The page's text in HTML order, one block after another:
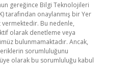
gereğince Bilgi Teknolojileri
tarafından onaylanmış bir Yer
vermektedir. Bu nedenle,
olarak denetleme veya
bulunmamaktadır. Ancak,
sorumluluğunu
olarak bu sorumluluğu kabul